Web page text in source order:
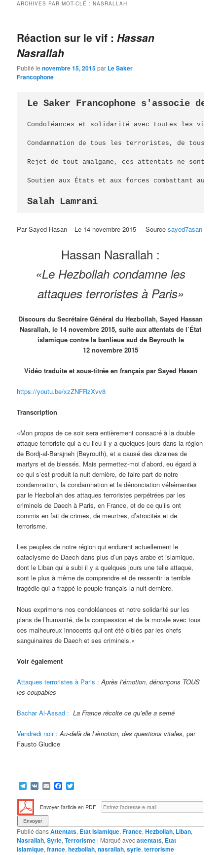
ARCHIVES PAR MOT-CLÉ :NASRALLAH
Réaction sur le vif :Hassan
Nasrallah
Publié lenovembre 15, 2015par Le Saker
Francophone
Le Saker Francophone s'associe
Condoléances et solidarité avec toutes les
Condamnation de tous les terroristes, de tous
Rejet de tout amalgame, ces attentats ne sont
Soutien aux États et aux forces combattant
Salah Lamrani
Par Sayed Hasan – Le 14 novembre 2015 – Sourcesayed7asan
Hassan Nasrallah :
«Le Hezbollah condamne les
attaques terroristes à Paris»
Discours du Secrétaire Général du Hezbollah, Sayed Hassan
Nasrallah, le 14 novembre 2015, suite aux attentats de l’État
islamique contre la banlieue sud de Beyrouth le
12 novembre 2015
Vidéo traduite et sous-titrée en français par Sayed Hasan
https://youtu.be/xzZNFRzXvv8
Transcription
«Mon propos de ce soir sera entièrement consacré à la double
attaque terroriste qui a eu lieu il y a quelques jours dans la région
de Bordj-al-Barajneh (Beyrouth), et a causé des dizaines de
martyrs et de blessés. Mais permettez-moi d’abord, eu égard à
ce qui s’est produit la nuit dernière, de faire part de notre
condamnation, la condamnation et la dénonciation véhémentes
par le Hezbollah des attaques terroristes perpétrées par les
criminels de Daech à Paris, en France, et de ce qu’ils ont
commis en fait de crimes, de meurtres, d’atrocités et de
terrorisme.
Les peuples de notre région qui endurent actuellement le
cataclysme de Daech dans plus d’un pays arabe et islamique,
dont le Liban qui a subi il y a quelques jours une telle attaque,
sont le plus à même de comprendre et de ressentir la terrible
tragédie qui a frappé le peuple français la nuit dernière.
Nous exprimons nos condoléances et notre solidarité sur les
plans de l’humanité, de la compassion et de la morale avec tous
ces malheureux innocents qui ont été ciblés par les chefs
sanguinaires de Daech et ses criminels.»
Voir également
Attaques terroristes à Paris : Après l’émotion, dénonçons TOUS
les coupables
Bachar Al-Assad : La France récolte ce qu’elle a semé
Vendredi noir : Au-delà de l’émotion, des questions vitales,par
Fausto Giudice
Telegram
VK EmailFacebook
Envoyer l'article en PDF
Publié dansAttentats, Etat Islamique,France,Hezbollah, Liban,
Nasrallah,Syrie,Terrorisme | Marqué avecattentats, Etat
islamique,france,hezbollah,nasrallah,syrie,terrorisme